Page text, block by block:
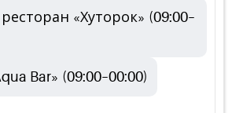
«Хуторок» (09:00–
Bar» (09:00–00:00)